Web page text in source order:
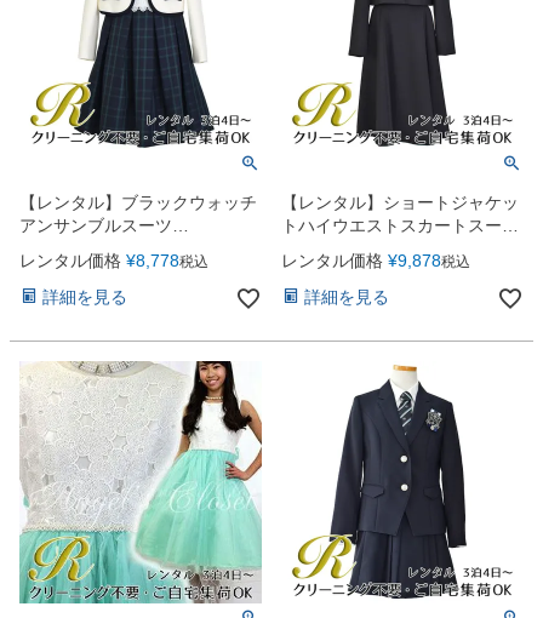
【レンタル】ブラックウォッチ
アンサンブルスーツ
(CAT447367)ネイビー
レンタル価格 ¥8,778税込
詳細を見る
【レンタル】ショートジャケッ
トハイウエストスカートスーツ
5点セット(CAT422504)ブラッ
ク
レンタル価格 ¥9,878税込
詳細を見る